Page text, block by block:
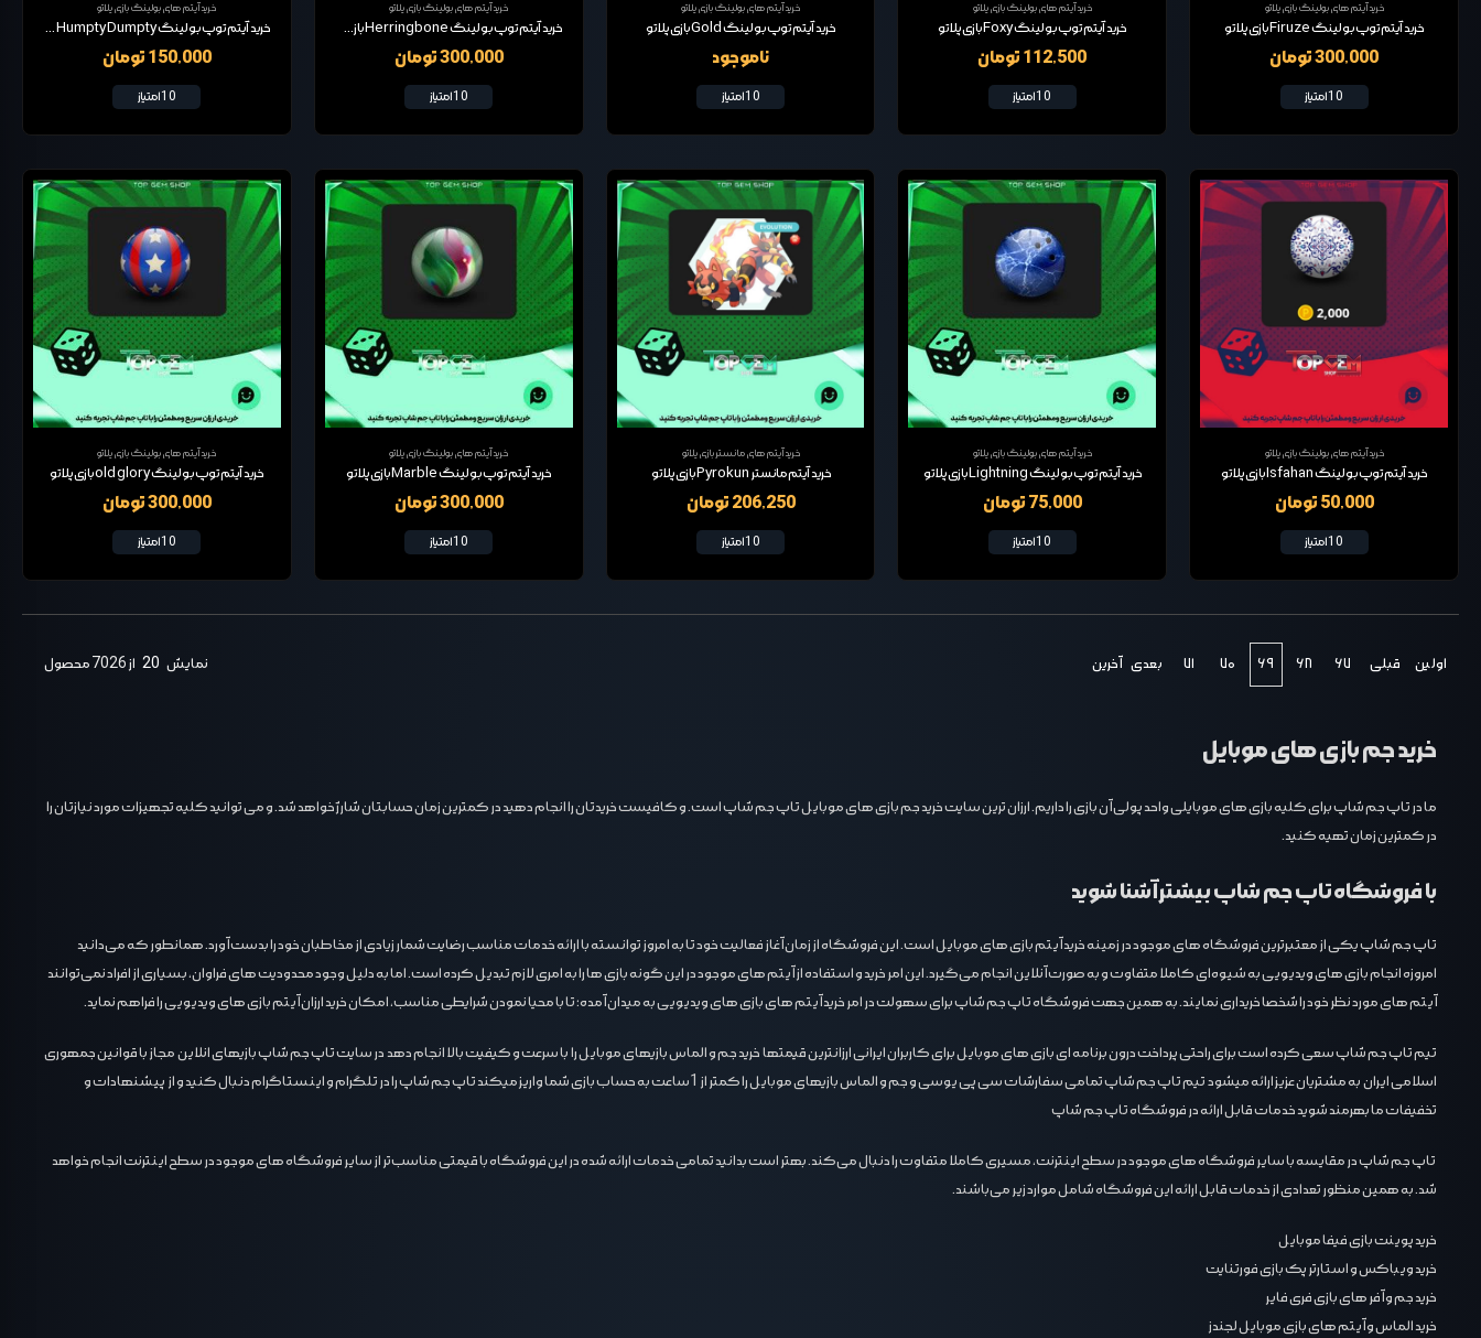
خرید آیتم های بولینگ بازی پلاتو
خرید آیتم توپ بولینگ Firuze بازی پلاتو
300,000 تومان
10 امتیاز
خرید آیتم های بولینگ بازی پلاتو
خرید آیتم توپ بولینگ Foxy بازی پلاتو
112,500 تومان
10 امتیاز
خرید آیتم های بولینگ بازی پلاتو
خرید آیتم توپ بولینگ Gold بازی پلاتو
ناموجود
10 امتیاز
خرید آیتم های بولینگ بازی پلاتو
خرید آیتم توپ بولینگ Herringbone بازی پلاتو
300,000 تومان
10 امتیاز
خرید آیتم های بولینگ بازی پلاتو
خرید آیتم توپ بولینگ Humpty Dumpty بازی پلاتو
150,000 تومان
10 امتیاز
خرید آیتم های بولینگ بازی پلاتو
خرید آیتم توپ بولینگ Isfahan بازی پلاتو
50,000 تومان
10 امتیاز
خرید آیتم های بولینگ بازی پلاتو
خرید آیتم توپ بولینگ Lightning بازی پلاتو
75,000 تومان
10 امتیاز
خرید آیتم های مانستر بازی پلاتو
خرید آیتم مانستر Pyrokun بازی پلاتو
206,250 تومان
10 امتیاز
خرید آیتم های بولینگ بازی پلاتو
خرید آیتم توپ بولینگ Marble بازی پلاتو
300,000 تومان
10 امتیاز
خرید آیتم های بولینگ بازی پلاتو
خرید آیتم توپ بولینگ old glory بازی پلاتو
300,000 تومان
10 امتیاز
نمایش 20 از 7026 محصول اولین قبلی ۶۷ ۶۸ ۶۹ ۷۰ ۷۱ بعدی آخرین
خرید جم بازی های موبایل
ما در تاپ جم شاپ برای کلیه بازی های موبایلی واحد پولی آن بازی را داریم. ارزان ترین سایت خرید جم بازی های موبایل تاپ جم شاپ است. و کافیست خریدتان را انجام دهید در کمترین زمان حسابتان شارژ خواهد شد. و می توانید کلیه تجهیزات مورد نیازتان را
در کمترین زمان تهیه کنید.
با فروشگاه تاپ جم شاپ بیشتر آشنا شوید
تاپ جم شاپیکی از معتبر‌ترین فروشگاه های موجود در زمینه خرید آیتم بازی های موبایل است. این فروشگاه از زمان آغاز فعالیت خود تا به امروز توانسته با ارائه خدمات مناسب رضایت شمار زیادی از مخاطبان خود را بدست آورد. همانطور که می‌دانید
امروزه انجام بازی های ویدیویی به شیوه‌ای کاملا متفاوت و به صورت آنلاین انجام می‌گیرد. این امر خرید و استفاده از آیتم های موجود در این گونه بازی ها را به امری لازم تبدیل کرده است. اما به دلیل وجود محدودیت های فراوان، بسیاری از افراد نمی‌توانند
آیتم های مورد نظر خود را شخصا خریداری نمایند. به همین جهت فروشگاه تاپ جم شاپ برای سهولت در امر خرید آیتم های بازی های ویدیویی به میدان آمده؛ تا با محیا نمودن شرایطی مناسب، امکان خرید ارزان آیتم بازی های ویدیویی را فراهم نماید.
تیم تاپ جم شاپ سعی کرده است برای راحتی پرداخت درون برنامه ای بازی های موبایل برای کاربران ایرانی ارزانترین قیمتها خرید جم و الماس بازیهای موبایل را با سرعت و کیفیت بالا انجام دهد در سایت تاپ جم شاپ بازیهای انلاین مجاز با قوانین جمهوری
اسلامی ایران به مشتریان عزیز ارائه میشود تیم تاپ جم شاپ تمامی سفارشات سی پی یوسی و جم و الماس بازیهای موبایل را کمتر از 1ساعت به حساب بازی شما واریز میکند تاپ جم شاپ را در تلگرام و اینستاگرام دنبال کنید و از پیشنهادات و
تخفیفات ما بهرمند شوید خدمات قابل ارائه در فروشگاه تاپ جم شاپ
تاپ جم شاپ در مقایسه با سایر فروشگاه های موجود در سطح اینترنت، مسیری کاملا متفاوت را دنبال می‌کند. بهتر است بدانید تمامی خدمات ارائه شده در این فروشگاه با قیمتی مناسب‌تر از سایر فروشگاه های موجود در سطح اینترنت انجام خواهد
شد. به همین منظور تعدادی از خدمات قابل ارائه این فروشگاه شامل موارد زیر می‌باشند.
خرید پوینت بازی فیفا موبایل
خرید ویباکس و استارتر پک بازی فورتنایت
خرید جم و آفر های بازی فری فایر
خرید الماس و آیتم های بازی موبایل لجندز